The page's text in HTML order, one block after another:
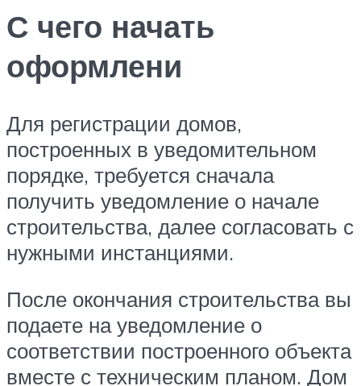
С чего начать
оформлени
Для регистрации домов,
построенных в уведомительном
порядке, требуется сначала
получить уведомление о начале
строительства, далее согласовать с
нужными инстанциями.
После окончания строительства вы
подаете на уведомление о
соответствии построенного объекта
вместе с техническим планом. Дом